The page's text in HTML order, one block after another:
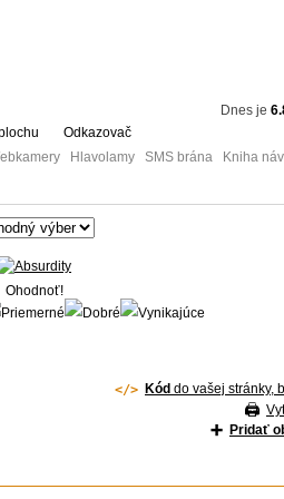
Dnes je
Odkazovač
Hlavolamy SMS brána Kniha
Ohodnoť!
Kód do vašej stránky,
Pridať